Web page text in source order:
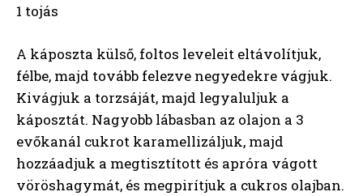
1 tojás
A káposzta külső, foltos leveleit eltávolítjuk,
félbe, majd tovább felezve negyedekre vágjuk.
Kivágjuk a torzsáját, majd legyaluljuk a
káposztát. Nagyobb lábasban az olajon a 3
evőkanál cukrot karamellizáljuk, majd
hozzáadjuk a megtisztított és apróra vágott
vöröshagymát, és megpirítjuk a cukros olajban.